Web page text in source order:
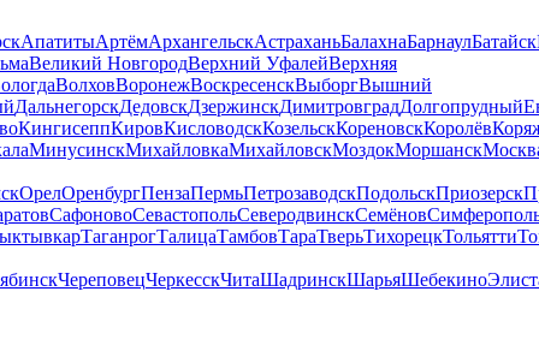
АпатитыАртёмАрхангельскАстраханьБалахнаБарнаулБатайск
Великий НовгородВерхний УфалейВерхняя
ВолховВоронежВоскресенскВыборгВышний
ДальнегорскДедовскДзержинскДимитровградДолгопрудный
КингисеппКировКисловодскКозельскКореновскКоролёв
МинусинскМихайловкаМихайловскМоздокМоршанск
ОрелОренбургПензаПермьПетрозаводскПодольскПриозерск
СафоновоСевастопольСеверодвинскСемёнов
ТаганрогТалицаТамбовТараТверьТихорецкТольятти
ЧереповецЧеркесскЧитаШадринскШарьяШебекино